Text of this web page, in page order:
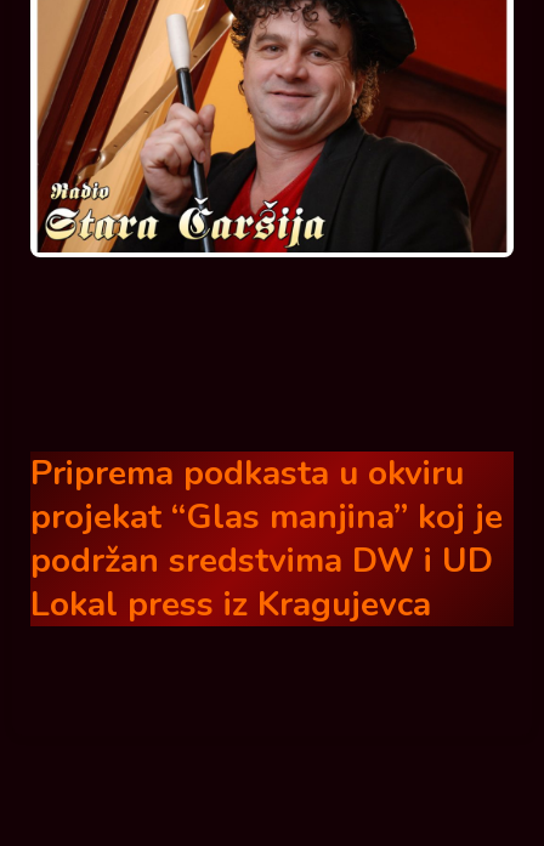
Priprema podkasta u okviru
projekat “Glas manjina” koj je
podržan sredstvima DW i UD
Lokal press iz Kragujevca